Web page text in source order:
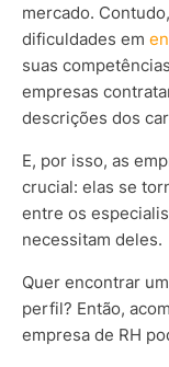
mercado.
dificuldades em
suas
empresas
descrições dos
E, por isso, as
crucial: elas se
entre os
necessitam deles.
Quer encontrar
perfil? Então,
empresa de RH